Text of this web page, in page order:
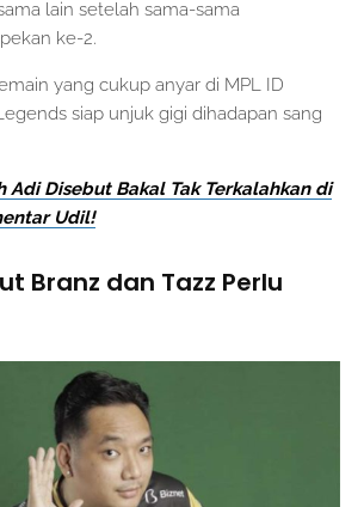
lain setelah sama-sama
ke-2.
yang cukup anyar di MPL ID
siap unjuk gigi dihadapan sang
Adi Disebut Bakal Tak Terkalahkan di
Udil!
Branz dan Tazz Perlu